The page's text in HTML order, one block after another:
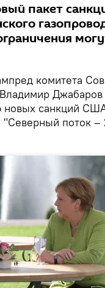
пакет
комитета
Джабаров
новых санкций
"Северный поток –